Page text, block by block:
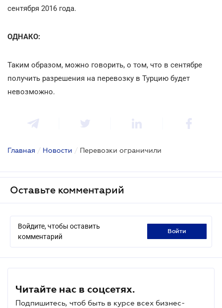
сентября 2016 года.
ОДНАКО:
Таким образом, можно говорить, о том, что в сентябре
получить разрешения на перевозку в Турцию будет
невозможно.
Главная / Новости / Перевозки ограничили
Оставьте комментарий
Войдите, чтобы оставить
комментарий
войти
Читайте нас в соцсетях.
Подпишитесь, чтоб быть в курсе всех бизнес-